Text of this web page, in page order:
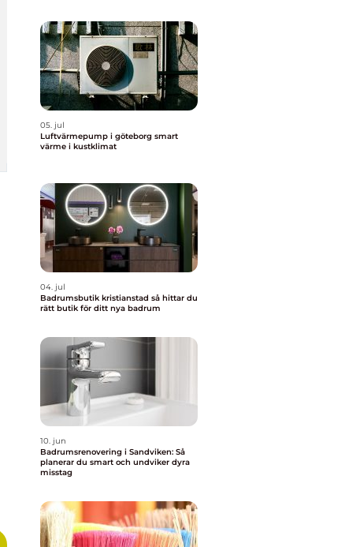
05. jul
Luftvärmepump i göteborg smart
värme i kustklimat
04. jul
Badrumsbutik kristianstad så hittar du
rätt butik för ditt nya badrum
10. jun
Badrumsrenovering i Sandviken: Så
planerar du smart och undviker dyra
misstag